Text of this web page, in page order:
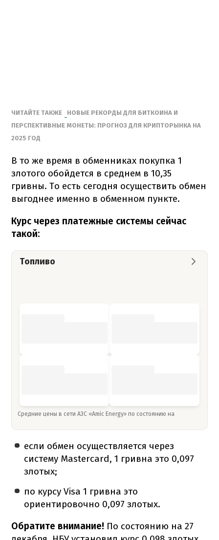
ЧИТАЙТЕ ТАКЖЕ
НОВЫЕ РЕКОРДЫ ДЛЯ БИТКОИНА И
ПЕРСПЕКТИВНЫЕ МОНЕТЫ: ПРОГНОЗ ДЛЯ КРИПТОРЫНКА НА
2025 ГОД
В то же время в обменниках покупка 1
злотого обойдется в среднем в 10,35
гривны. То есть сегодня осуществить обмен
выгоднее именно в обменном пункте.
Курс через платежные системы сейчас
такой:
Топливо
Средние цены в сети АЗС «Amic Energy» по состоянию на
если обмен осуществляется через
систему Mastercard, 1 гривна это 0,097
злотых;
по курсу Visa 1 гривна это
ориентировочно 0,097 злотых.
Обратите внимание! По состоянию на 27